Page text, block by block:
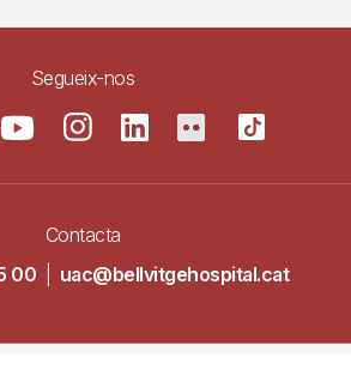
Segueix-nos
Contacta
00
uac@bellvitgehospital.cat